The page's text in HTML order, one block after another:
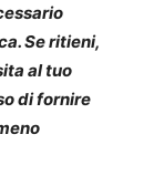
Se ritieni,
al tuo
di fornire